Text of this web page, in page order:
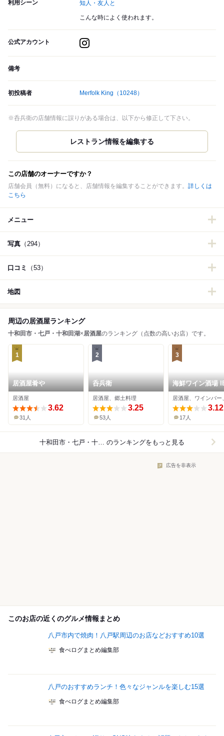
利用シーン 知人・友人と
こんな時によく使われます。
公式アカウント
備考
初投稿者 Merfolk King （10248）
※呑兵衛の店舗情報に誤りがある場合は、以下から修正して下さい。
この店舗のオーナーですか？
店舗会員（無料）になると、店舗情報を編集することができます。 詳しくは
こちら
メニュー
写真 （294）
口コミ （53）
地図
周辺の居酒屋ランキング
十和田市・七戸・十和田湖×居酒屋のランキング（点数の高いお店）です。
1
居酒屋肴や
居酒屋
3.62
31人
2
呑兵衛
居酒屋、郷土料理
3.25
53人
3
海鮮ワイン酒場
3.12
17人
十和田市・七戸・十和田湖×居酒屋 のランキングをもっと見る
広告を非表示
このお店の近くのグルメ情報まとめ
八戸市内で焼肉！八戸駅周辺のお店などおすすめ10選
食べログまとめ編集部
八戸のおすすめランチ！色々なジャンルを楽しむ15選
食べログまとめ編集部